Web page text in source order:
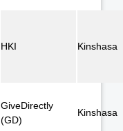
HKI Kinshasa
GiveDirectly
(GD)
Kinshasa